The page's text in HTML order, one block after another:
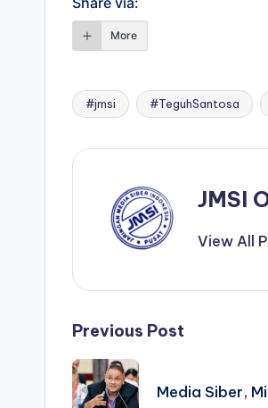
More
#jmsi #TeguhSantosa
JMSI
View All
Previous Post
Media Siber,